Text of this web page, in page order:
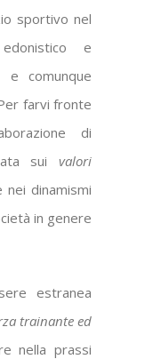
sportivo nel
e
comunque
farvi fronte
di
suivalori
nei dinamismi
in genere
estranea
trainante ed
nella prassi